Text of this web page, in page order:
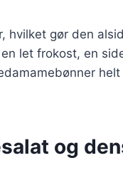
hvilket gør den
let frokost, en
og